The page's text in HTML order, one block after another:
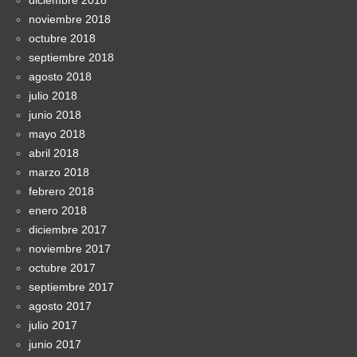
noviembre 2018
octubre 2018
septiembre 2018
agosto 2018
julio 2018
junio 2018
mayo 2018
abril 2018
marzo 2018
febrero 2018
enero 2018
diciembre 2017
noviembre 2017
octubre 2017
septiembre 2017
agosto 2017
julio 2017
junio 2017